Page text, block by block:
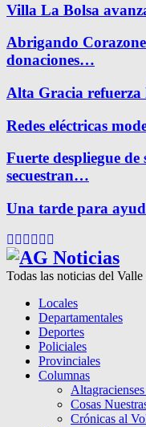
Villa La Bolsa
Abrigando
donaciones…
Alta Gracia
Redes eléctricas
Fuerte despliegue
secuestran…
Una tarde para
Facebook
Twitter
Instagram
Pinterest
Google
Todas las noticias del Valle
Locales
Departamentales
Deportes
Policiales
Provinciales
Columnas
Cosas
Crónicas al